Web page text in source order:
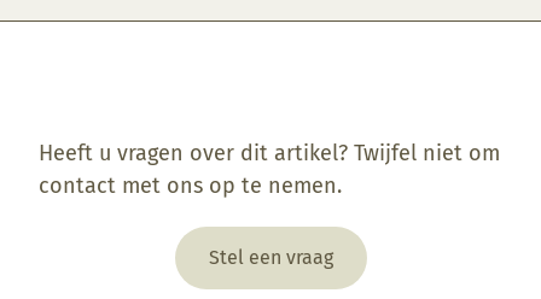
Heeft u vragen over dit artikel? Twijfel niet om
contact met ons op te nemen.
Stel een vraag